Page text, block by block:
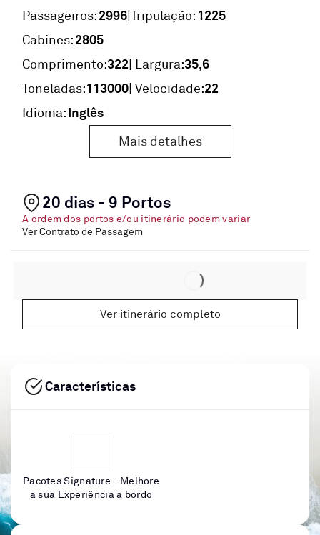
Passageiros:2996|Tripulação: 1225
Cabines:2805
Comprimento:322| Largura:35,6
Toneladas:113000| Velocidade:22
Idioma:Inglês
Mais detalhes
20 dias - 9 Portos
A ordem dos portos e/ou itinerário podem variar
Ver Contrato de Passagem
Ver itinerário completo
Características
Pacotes Signature - Melhore
a sua Experiência a bordo